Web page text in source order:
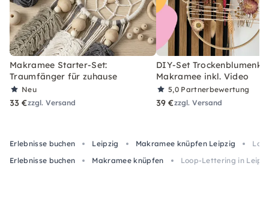
Makramee Starter-Set:
Traumfänger für zuhause
Neu
33 €zzgl. Versand
DIY-Set
Makramee inkl. Video
5,0 Partnerbewertung
39 €zzgl. Versand
Erlebnisse buchen Leipzig Makramee knüpfen Leipzig
Erlebnisse buchen
Makramee knüpfen Loop-Lettering in